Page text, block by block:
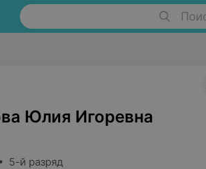
Юлия Игоревна
5-й разряд